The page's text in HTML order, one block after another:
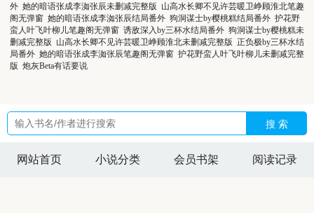
外 她的暗语张成李洳张辰未删减完整版 山高水长卿不见许芸暖卫峥顾淮北笔趣
阁无弹窗 她的暗语张成李洳张辰结局番外 狗洞谋士by樱桃糕结局番外 护花野
蛮人叶飞叶柳儿笔趣阁无弹窗 诱敌深入by三杯水结局番外 狗洞谋士by樱桃糕未
删减完整版 山高水长卿不见许芸暖卫峥顾淮北未删减完整版 正负极by三杯水结
局番外 她的暗语张成李洳张辰笔趣阁无弹窗 护花野蛮人叶飞叶柳儿未删减完整
版 炮灰Beta有话要说
搜 索
网站首页 小说分类 会员书架 阅读记录